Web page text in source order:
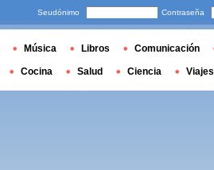
Seudónimo Contraseña
Música Libros Comunicación
Cocina Salud Ciencia Viajes